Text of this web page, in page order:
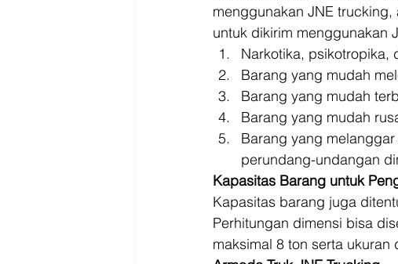
menggunakan JNE
untuk dikirim menggunakan
Narkotika, psikotropika,
Barang yang mudah
Barang yang mudah
Barang yang mudah
Barang yang
perundang-undangan
Kapasitas Barang untuk
Kapasitas barang juga
Perhitungan dimensi bisa
maksimal 8 ton serta